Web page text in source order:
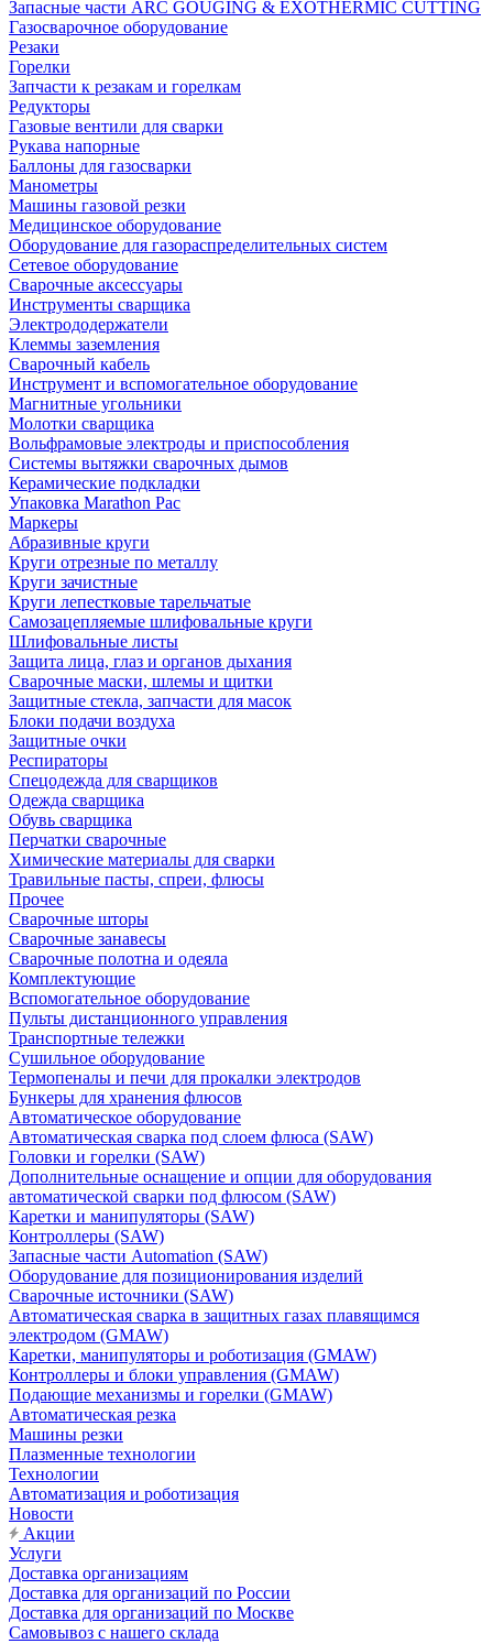
Запасные части ARC GOUGING & EXOTHERMIC CUTTING
Газосварочное оборудование
Резаки
Горелки
Запчасти к резакам и горелкам
Редукторы
Газовые вентили для сварки
Рукава напорные
Баллоны для газосварки
Манометры
Машины газовой резки
Медицинское оборудование
Оборудование для газораспределительных систем
Сетевое оборудование
Сварочные аксессуары
Инструменты сварщика
Электрододержатели
Клеммы заземления
Сварочный кабель
Инструмент и вспомогательное оборудование
Магнитные угольники
Молотки сварщика
Вольфрамовые электроды и приспособления
Системы вытяжки сварочных дымов
Керамические подкладки
Упаковка Marathon Pac
Маркеры
Абразивные круги
Круги отрезные по металлу
Круги зачистные
Круги лепестковые тарельчатые
Самозацепляемые шлифовальные круги
Шлифовальные листы
Защита лица, глаз и органов дыхания
Сварочные маски, шлемы и щитки
Защитные стекла, запчасти для масок
Блоки подачи воздуха
Защитные очки
Респираторы
Спецодежда для сварщиков
Одежда сварщика
Обувь сварщика
Перчатки сварочные
Химические материалы для сварки
Травильные пасты, спреи, флюсы
Прочее
Сварочные шторы
Сварочные занавесы
Сварочные полотна и одеяла
Комплектующие
Вспомогательное оборудование
Пульты дистанционного управления
Транспортные тележки
Сушильное оборудование
Термопеналы и печи для прокалки электродов
Бункеры для хранения флюсов
Автоматическое оборудование
Автоматическая сварка под слоем флюса (SAW)
Головки и горелки (SAW)
Дополнительные оснащение и опции для оборудования
автоматической сварки под флюсом (SAW)
Каретки и манипуляторы (SAW)
Контроллеры (SAW)
Запасные части Automation (SAW)
Оборудование для позиционирования изделий
Сварочные источники (SAW)
Автоматическая сварка в защитных газах плавящимся
электродом (GMAW)
Каретки, манипуляторы и роботизация (GMAW)
Контроллеры и блоки управления (GMAW)
Подающие механизмы и горелки (GMAW)
Автоматическая резка
Машины резки
Плазменные технологии
Технологии
Автоматизация и роботизация
Новости
Акции
Услуги
Доставка организациям
Доставка для организаций по России
Доставка для организаций по Москве
Самовывоз с нашего склада